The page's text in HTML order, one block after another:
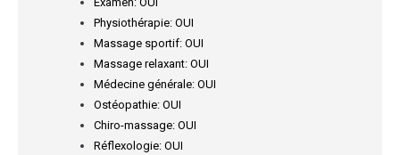
Physiothérapie: OUI
Massage sportif: OUI
Massage relaxant: OUI
Médecine générale: OUI
Ostéopathie: OUI
Chiro-massage: OUI
Réflexologie: OUI